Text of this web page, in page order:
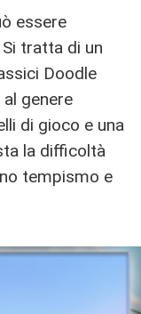
essere
Si tratta di un
Doodle
genere
di gioco e una
la difficoltà
tempismo e